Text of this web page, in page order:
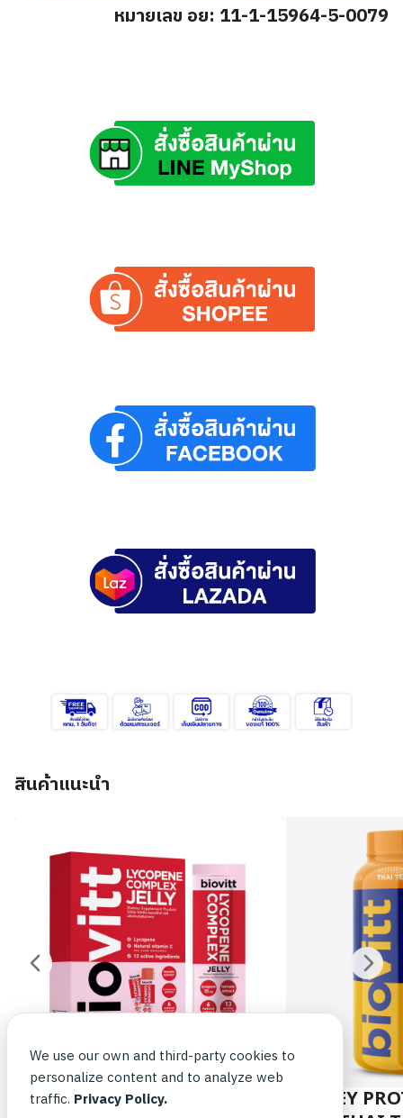
หมายเลข อย: 11-1-15964-5-0079
สินค้าแนะนำ
BIOVITT LYCOPHENE JELLY
WHEY
We use our own and third-party cookies to
personalize content and to analyze web
traffic. Privacy Policy.